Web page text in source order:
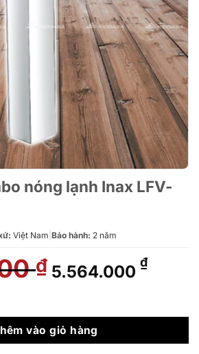
nóng lạnh Inax LFV-
Việt Nam Bảo hành: 2 năm
₫ Giá
gốc
8.030.000 ₫.
5.564.000 ₫Giá
là:
lạnh Inax LFV-5012SH số lượng
vào giỏ hàng